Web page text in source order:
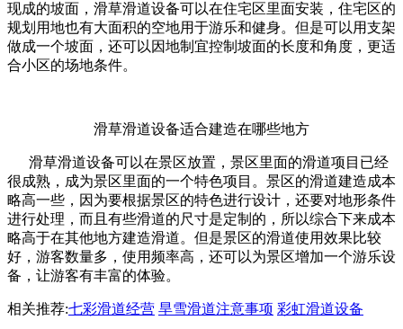
现成的坡面，滑草滑道设备可以在住宅区里面安装，住宅区的
规划用地也有大面积的空地用于游乐和健身。但是可以用支架
做成一个坡面，还可以因地制宜控制坡面的长度和角度，更适
合小区的场地条件。
滑草滑道设备适合建造在哪些地方
滑草滑道设备可以在景区放置，景区里面的滑道项目已经
很成熟，成为景区里面的一个特色项目。景区的滑道建造成本
略高一些，因为要根据景区的特色进行设计，还要对地形条件
进行处理，而且有些滑道的尺寸是定制的，所以综合下来成本
略高于在其他地方建造滑道。但是景区的滑道使用效果比较
好，游客数量多，使用频率高，还可以为景区增加一个游乐设
备，让游客有丰富的体验。
相关推荐:七彩滑道经营 旱雪滑道注意事项 彩虹滑道设备